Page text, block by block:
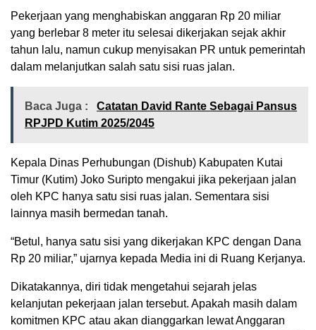
Pekerjaan yang menghabiskan anggaran Rp 20 miliar
yang berlebar 8 meter itu selesai dikerjakan sejak akhir
tahun lalu, namun cukup menyisakan PR untuk pemerintah
dalam melanjutkan salah satu sisi ruas jalan.
Baca Juga :
Catatan David Rante Sebagai Pansus
RPJPD Kutim 2025/2045
Kepala Dinas Perhubungan (Dishub) Kabupaten Kutai
Timur (Kutim) Joko Suripto mengakui jika pekerjaan jalan
oleh KPC hanya satu sisi ruas jalan. Sementara sisi
lainnya masih bermedan tanah.
“Betul, hanya satu sisi yang dikerjakan KPC dengan Dana
Rp 20 miliar,” ujarnya kepada Media ini di Ruang Kerjanya.
Dikatakannya, diri tidak mengetahui sejarah jelas
kelanjutan pekerjaan jalan tersebut. Apakah masih dalam
komitmen KPC atau akan dianggarkan lewat Anggaran